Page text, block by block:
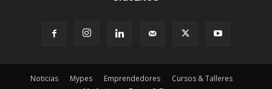
Noticias Mypes Emprendedores
Cursos & Talleres